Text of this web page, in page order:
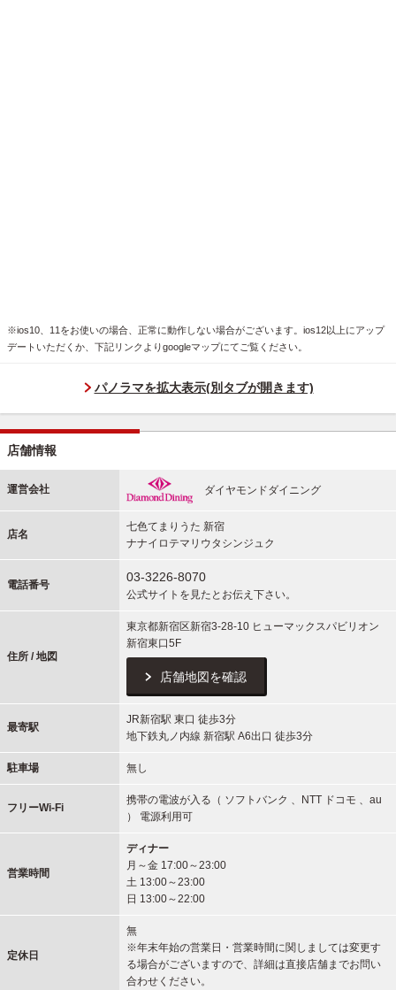
※ios10、11をお使いの場合、正常に動作しない場合がございます。ios12以上にアップ
デートいただくか、下記リンクよりgoogleマップにてご覧ください。
パノラマを拡大表示(別タブが開きます)
店舗情報
運営会社 ダイヤモンドダイニング
店名
七色てまりうた 新宿
ナナイロテマリウタシンジュク
電話番号
03-3226-8070
公式サイトを見たとお伝え下さい。
住所 / 地図
東京都新宿区新宿3-28-10 ヒューマックスパビリオン
新宿東口5F
店舗地図を確認
最寄駅
JR新宿駅 東口 徒歩3分
地下鉄丸ノ内線 新宿駅 A6出口 徒歩3分
駐車場 無し
フリーWi-Fi
携帯の電波が入る（ ソフトバンク 、NTT ドコモ 、au
） 電源利用可
営業時間
ディナー
月～金 17:00～23:00
土 13:00～23:00
日 13:00～22:00
定休日
無
※年末年始の営業日・営業時間に関しましては変更す
る場合がございますので、詳細は直接店舗までお問い
合わせください。